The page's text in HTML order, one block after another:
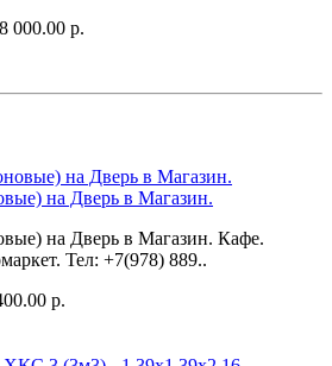
000.00 р.
на Дверь в Магазин.
на Дверь в Магазин. Кафе.
Тел: +7(978) 889..
р.